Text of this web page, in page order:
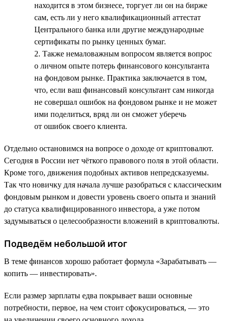
находится в этом бизнесе, торгует ли он на бирже
сам, есть ли у него квалификационный аттестат
Центрального банка или другие международные
сертификаты по рынку ценных бумаг.
2. Также немаловажным вопросом является вопрос
о личном опыте потерь финансового консультанта
на фондовом рынке. Практика заключается в том,
что, если ваш финансовый консультант сам никогда
не совершал ошибок на фондовом рынке и не может
ими поделиться, вряд ли он сможет уберечь
от ошибок своего клиента.
Отдельно остановимся на вопросе о доходе от криптовалют.
Сегодня в России нет чёткого правового поля в этой области.
Кроме того, движения подобных активов непредсказуемы.
Так что новичку для начала лучше разобраться с классическим
фондовым рынком и довести уровень своего опыта и знаний
до статуса квалифицированного инвестора, а уже потом
задумываться о целесообразности вложений в криптовалюты.
Подведём небольшой итог
В теме финансов хорошо работает формула «Зарабатывать —
копить — инвестировать».
Если размер зарплаты едва покрывает ваши основные
потребности, первое, на чем стоит сфокусироваться, — это